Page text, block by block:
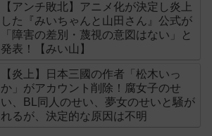
【アンチ敗北】アニメ化が決定し炎上
した『みいちゃんと山田さん』公式が
「障害の差別・蔑視の意図はない」と
発表！【みい山】
【炎上】日本三國の作者「松木いっ
か」がアカウント削除！腐女子のせ
い、BL同人のせい、夢女のせいと騒が
れるが、決定的な原因は不明